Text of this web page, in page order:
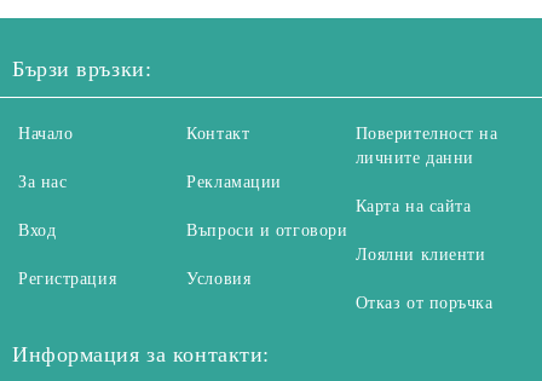
Бързи връзки:
Начало
За нас
Вход
Регистрация
Контакт
Рекламации
Въпроси и отговори
Условия
Поверителност на
личните данни
Карта на сайта
Лоялни клиенти
Отказ от поръчка
Информация за контакти: